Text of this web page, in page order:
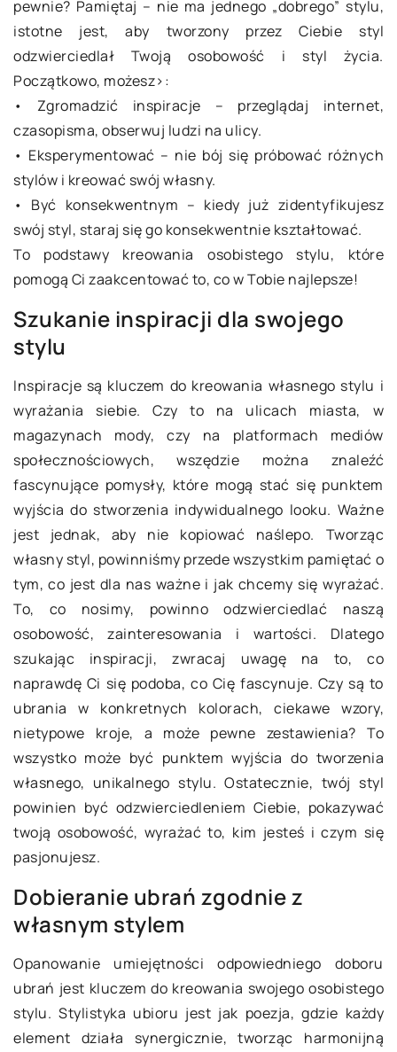
pewnie? Pamiętaj – nie ma jednego „dobrego” stylu,
istotne jest, aby tworzony przez Ciebie styl
odzwierciedlał Twoją osobowość i styl życia.
Początkowo, możesz>:
• Zgromadzić inspiracje – przeglądaj internet,
czasopisma, obserwuj ludzi na ulicy.
• Eksperymentować – nie bój się próbować różnych
stylów i kreować swój własny.
• Być konsekwentnym – kiedy już zidentyfikujesz
swój styl, staraj się go konsekwentnie kształtować.
To podstawy kreowania osobistego stylu, które
pomogą Ci zaakcentować to, co w Tobie najlepsze!
Szukanie inspiracji dla swojego
stylu
Inspiracje są kluczem do kreowania własnego stylu i
wyrażania siebie. Czy to na ulicach miasta, w
magazynach mody, czy na platformach mediów
społecznościowych, wszędzie można znaleźć
fascynujące pomysły, które mogą stać się punktem
wyjścia do stworzenia indywidualnego looku. Ważne
jest jednak, aby nie kopiować naślepo. Tworząc
własny styl, powinniśmy przede wszystkim pamiętać o
tym, co jest dla nas ważne i jak chcemy się wyrażać.
To, co nosimy, powinno odzwierciedlać naszą
osobowość, zainteresowania i wartości. Dlatego
szukając inspiracji, zwracaj uwagę na to, co
naprawdę Ci się podoba, co Cię fascynuje. Czy są to
ubrania w konkretnych kolorach, ciekawe wzory,
nietypowe kroje, a może pewne zestawienia? To
wszystko może być punktem wyjścia do tworzenia
własnego, unikalnego stylu. Ostatecznie, twój styl
powinien być odzwierciedleniem Ciebie, pokazywać
twoją osobowość, wyrażać to, kim jesteś i czym się
pasjonujesz.
Dobieranie ubrań zgodnie z
własnym stylem
Opanowanie umiejętności odpowiedniego doboru
ubrań jest kluczem do kreowania swojego osobistego
stylu. Stylistyka ubioru jest jak poezja, gdzie każdy
element działa synergicznie, tworząc harmonijną